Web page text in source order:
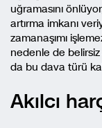
uğramasını
artırma imkanı
zamanaşımı
nedenle de
da bu dava türü
Akılcı